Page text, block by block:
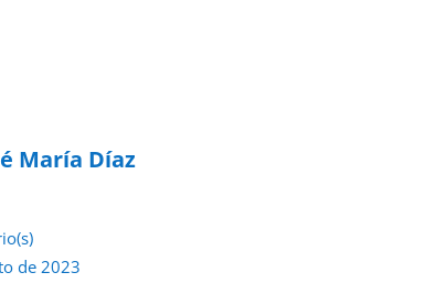
María Díaz
de 2023